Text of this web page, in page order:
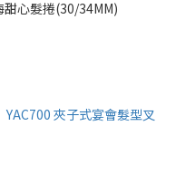
甜心髮捲(30/34MM)